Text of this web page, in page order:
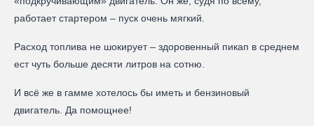
работает стартером – пуск очень мягкий.
Расход топлива не шокирует – здоровенный пикап в среднем
ест чуть больше десяти литров на сотню.
И всё же в гамме хотелось бы иметь и бензиновый
двигатель. Да помощнее!